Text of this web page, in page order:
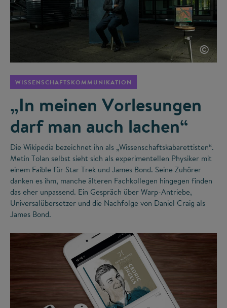
©
WISSENSCHAFTSKOMMUNIKATION
„In meinen Vorlesungen
darf man auch lachen“
Die Wikipedia bezeichnet ihn als „Wissenschaftskabarettisten“.
Metin Tolan selbst sieht sich als experimentellen Physiker mit
einem Faible für Star Trek und James Bond. Seine Zuhörer
danken es ihm, manche älteren Fachkollegen hingegen finden
das eher unpassend. Ein Gespräch über Warp-Antriebe,
Universalübersetzer und die Nachfolge von Daniel Craig als
James Bond.